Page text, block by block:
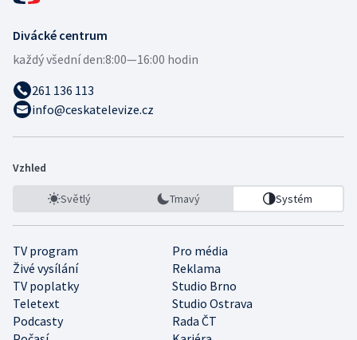
Divácké centrum
každý všední den:8:00—16:00 hodin
261 136 113
info@ceskatelevize.cz
Vzhled
Světlý Tmavý Systém
TV program
Pro média
Živé vysílání
Reklama
TV poplatky
Studio Brno
Teletext
Studio Ostrava
Podcasty
Rada ČT